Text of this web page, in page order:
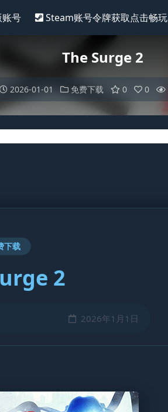
号 Steam账号令牌获取点击畅玩
The Surge 2
2026-01-01 免费下载 0 0
下载
2
2026年1月1日